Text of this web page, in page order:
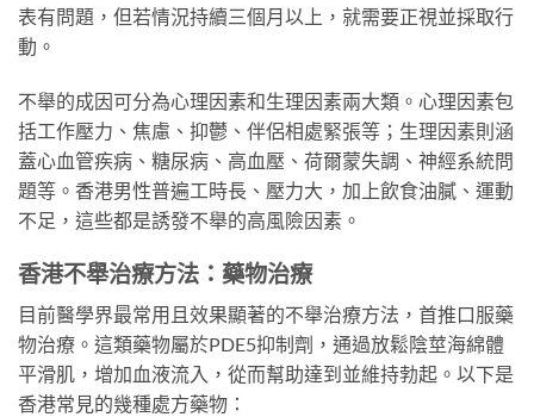
表有問題，但若情況持續三個月以上，就需要正視並採取行
動。
不舉的成因可分為心理因素和生理因素兩大類。心理因素包
括工作壓力、焦慮、抑鬱、伴侶相處緊張等；生理因素則涵
蓋心血管疾病、糖尿病、高血壓、荷爾蒙失調、神經系統問
題等。香港男性普遍工時長、壓力大，加上飲食油膩、運動
不足，這些都是誘發不舉的高風險因素。
香港不舉治療方法：藥物治療
目前醫學界最常用且效果顯著的不舉治療方法，首推口服藥
物治療。這類藥物屬於PDE5抑制劑，通過放鬆陰莖海綿體
平滑肌，增加血液流入，從而幫助達到並維持勃起。以下是
香港常見的幾種處方藥物：